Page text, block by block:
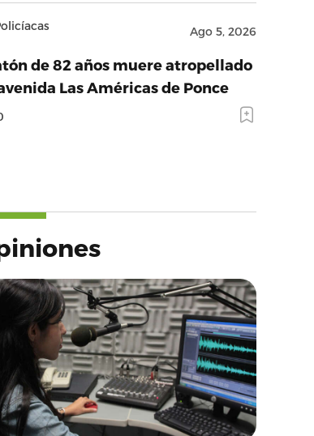
photos/a.213170868847028/
Ago 5, 2026
de 82 años muere atropellado
Las Américas de Ponce